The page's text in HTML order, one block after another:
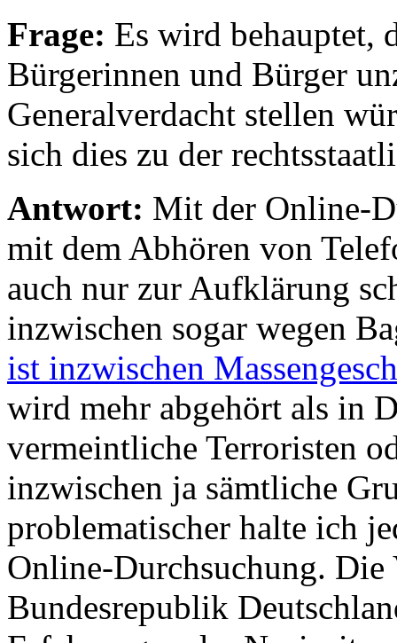
Frage: Es wird behauptet,
Bürgerinnen und Bürger
Generalverdacht stellen
sich dies zu der
Antwort: Mit der Online-
mit dem Abhören von
auch nur zur Aufklärung
inzwischen sogar wegen
ist inzwischen
wird mehr abgehört als in
vermeintliche Terroristen
inzwischen ja sämtliche
problematischer halte ich
Online-Durchsuchung. Die
Bundesrepublik